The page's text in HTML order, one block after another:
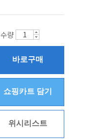
수량
바로구매
쇼핑카트 담기
위시리스트